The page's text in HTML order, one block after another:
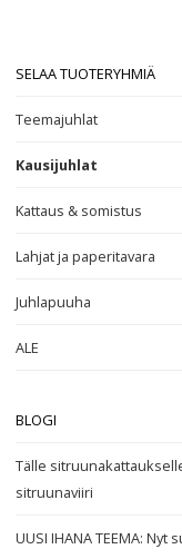
SELAA TUOTERYHMIÄ
Teemajuhlat
Kausijuhlat
Kattaus & somistus
Lahjat ja paperitavara
Juhlapuuha
ALE
BLOGI
Tälle
sitruunaviiri
UUSI IHANA TEEMA: